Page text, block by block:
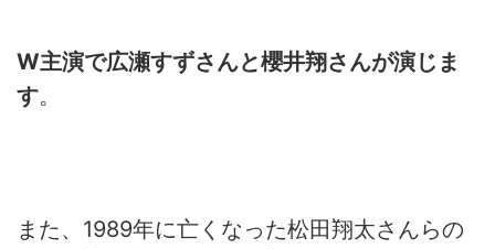
W主演で広瀬すずさんと櫻井翔さんが演じま
す。
また、1989年に亡くなった松田翔太さんらの